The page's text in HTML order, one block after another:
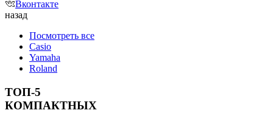
Вконтакте
назад
Посмотреть все
Casio
Yamaha
Roland
ТОП-5
КОМПАКТНЫХ